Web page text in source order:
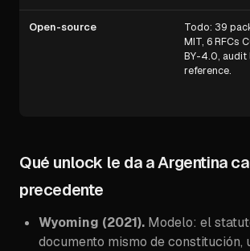
Open-source
Todo: 39
MIT, 6 RFCs
BY-4.0, audit
reference.
Qué unlock le da a Argentina
precedente
Wyoming (2021). Modelo: el
documento mismo de constitución,